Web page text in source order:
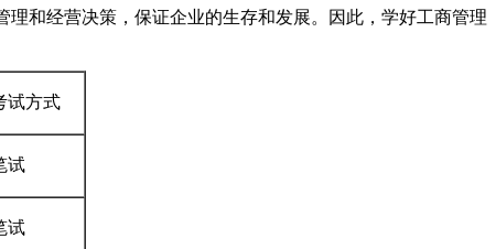
和经营决策，保证企业的生存和发展。因此，学好工商管理
试方式
试
试